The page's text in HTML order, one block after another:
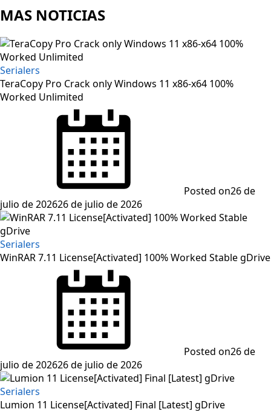
MAS NOTICIAS
Serialers
TeraCopy Pro Crack only Windows 11 x86-x64 100%
Worked Unlimited
Posted on26 de
julio de 202626 de julio de 2026
Serialers
WinRAR 7.11 License[Activated] 100% Worked Stable gDrive
Posted on26 de
julio de 202626 de julio de 2026
Serialers
Lumion 11 License[Activated] Final [Latest] gDrive